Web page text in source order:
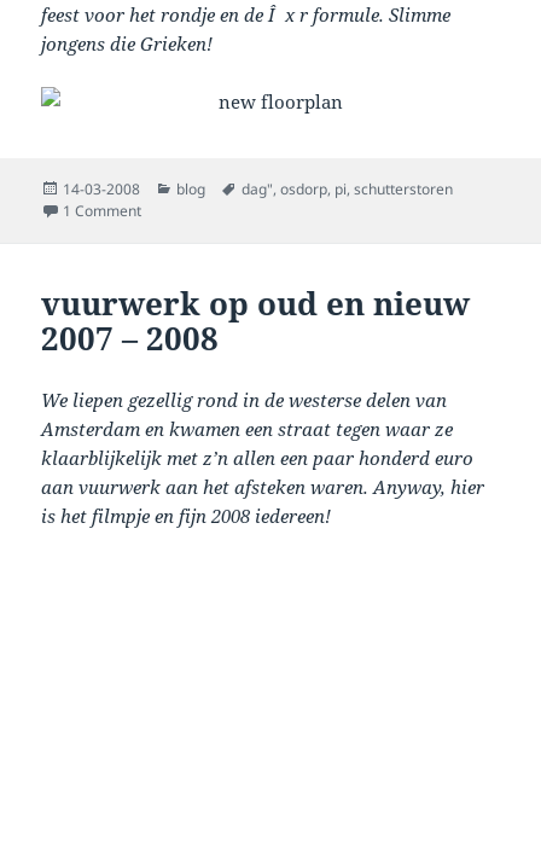
feest voor het rondje en de Î x r formule. Slimme
jongens die Grieken!
Posted
on
14-03-2008 Categories
blog Tags
dag",osdorp, pi,schutterstoren
1 Commenton Lang leve meneer Î (pi)
vuurwerk op oud en nieuw
2007 – 2008
We liepen gezellig rond in de westerse delen van
Amsterdam en kwamen een straat tegen waar ze
klaarblijkelijk met z’n allen een paar honderd euro
aan vuurwerk aan het afsteken waren. Anyway, hier
is het filmpje en fijn 2008 iedereen!